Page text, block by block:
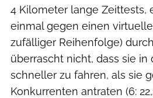
4 Kilometer lange Zeittests,
einmal gegen einen
zufälliger Reihenfolge)
überrascht nicht, dass sie in
schneller zu fahren, als sie
Konkurrenten antraten (6: